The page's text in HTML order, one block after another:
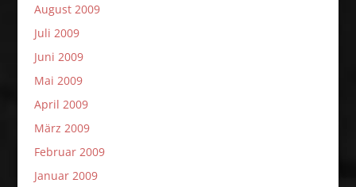
August 2009
Juli 2009
Juni 2009
Mai 2009
April 2009
März 2009
Februar 2009
Januar 2009